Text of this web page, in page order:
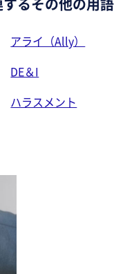
アライ（Ally）
DE＆I
ハラスメント